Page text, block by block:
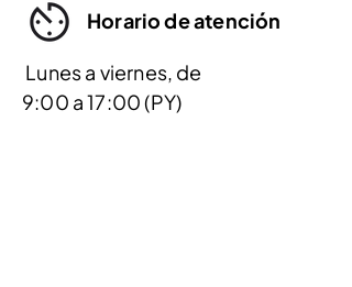
Horario de atención
Lunes a viernes, de
9:00 a 17:00 (PY)